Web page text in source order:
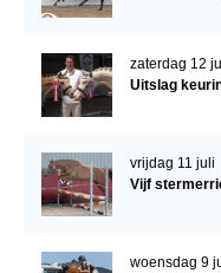
zaterdag 12
Uitslag
vrijdag 11 juli
Vijf
woensdag 9